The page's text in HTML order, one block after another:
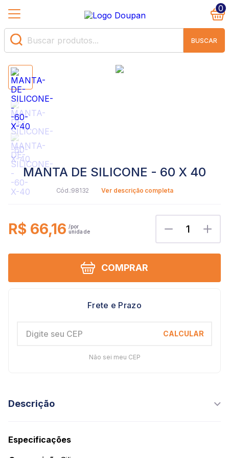
BUSCAR
0
MANTA DE SILICONE - 60 X 40
98132 Ver descrição completa
R$ 66,16 1
COMPRAR
Não sei meu CEP
Descrição
grudar, excelente aderência à bancadas, perfeito
Especificações